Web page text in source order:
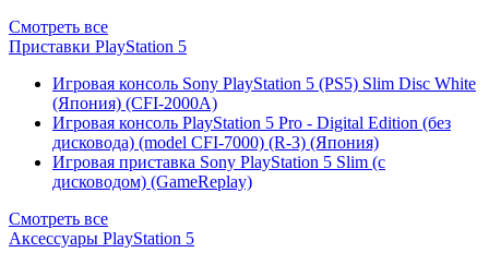
Смотреть все
Приставки PlayStation 5
Игровая консоль Sony PlayStation 5 (PS5) Slim Disc White
(Япония) (CFI-2000A)
Игровая консоль PlayStation 5 Pro - Digital Edition (без
дисковода) (model CFI-7000) (R-3) (Япония)
Игровая приставка Sony PlayStation 5 Slim (с
дисководом) (GameReplay)
Смотреть все
Аксессуары PlayStation 5